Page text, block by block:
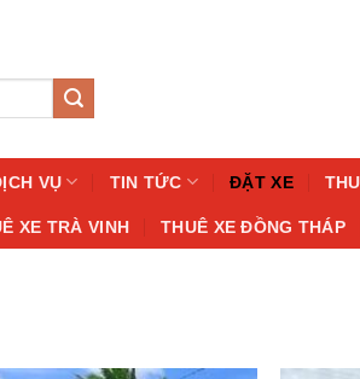
VỤ TIN TỨC ĐẶT XE
XE TRÀ VINH THUÊ XE ĐỒNG THÁP